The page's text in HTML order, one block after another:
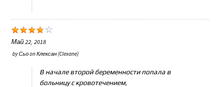
Май 22, 2018
byСьоonКлексан (Clexane)
В начале второй беременности попала в
больницу с кровотечением,